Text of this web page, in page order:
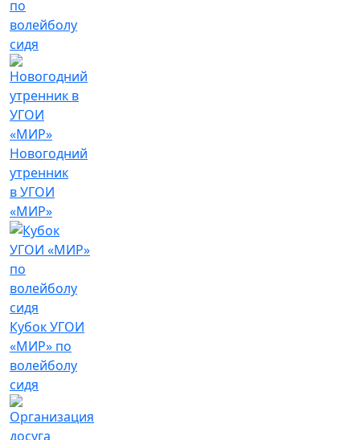
по
волейболу
сидя
Новогодний
утренник
в УГОИ
«МИР»
Кубок УГОИ
«МИР» по
волейболу
сидя